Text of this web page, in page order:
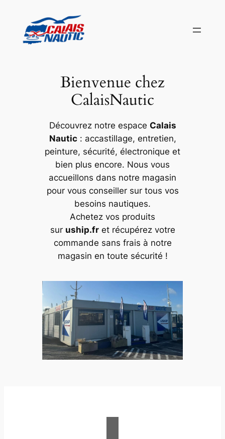
contenu
Bienvenue chez
CalaisNautic
Découvrez notre espace Calais
Nautic: accastillage, entretien,
peinture, sécurité, électronique et
bien plus encore. Nous vous
accueillons dans notre magasin
pour vous conseiller sur tous vos
besoins nautiques.
Achetez vos produits
sur uship.fret récupérez votre
commande sans frais à notre
magasin en toute sécurité !